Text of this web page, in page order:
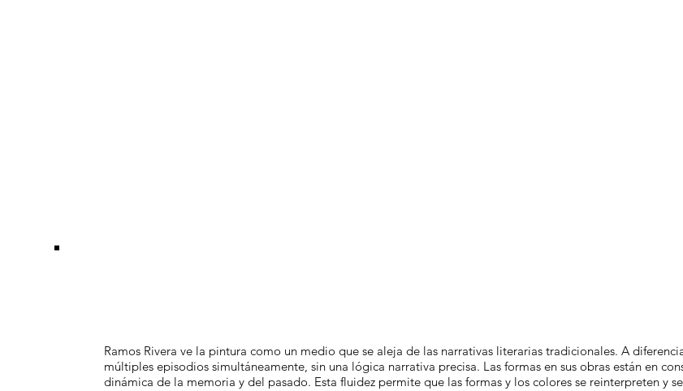
Ramos Rivera ve la pintura como un medio que se aleja de las narrativas literarias tradicionales. A
múltiples episodios simultáneamente, sin una lógica narrativa precisa. Las formas en sus obras están en
dinámica de la memoria y del pasado. Esta fluidez permite que las formas y los colores se reinterpreten y